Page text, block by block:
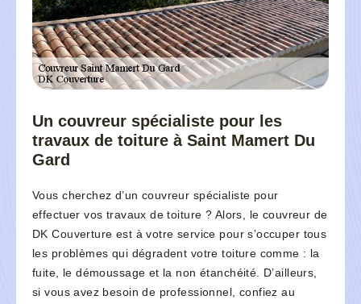
Un couvreur spécialiste pour les
travaux de toiture à Saint Mamert Du
Gard
Vous cherchez d’un couvreur spécialiste pour
effectuer vos travaux de toiture ? Alors, le couvreur de
DK Couverture est à votre service pour s’occuper tous
les problèmes qui dégradent votre toiture comme : la
fuite, le démoussage et la non étanchéité. D’ailleurs,
si vous avez besoin de professionnel, confiez au